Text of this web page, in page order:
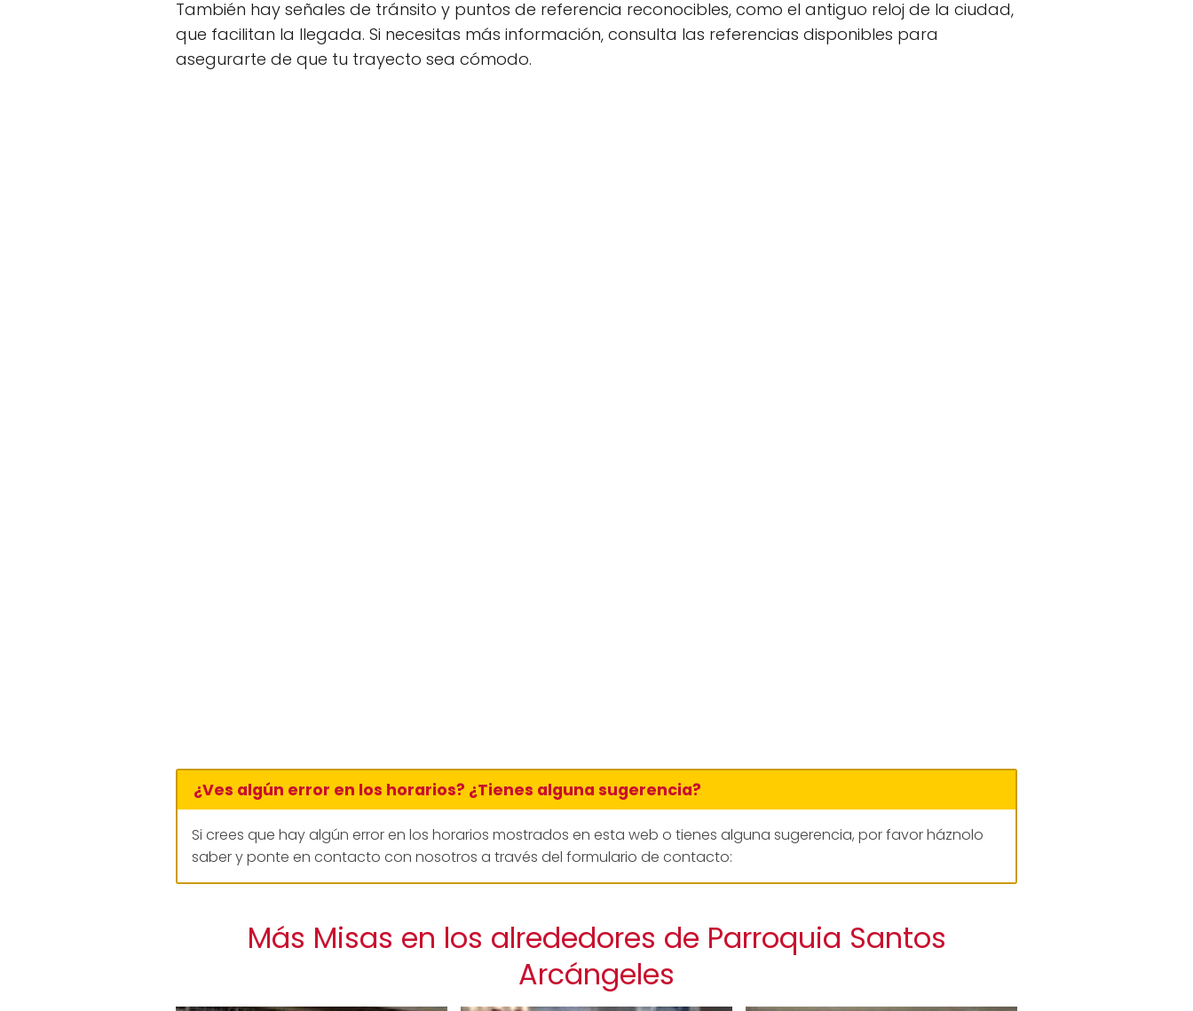
También hay señales de tránsito y puntos de referencia reconocibles, como el antiguo reloj de la ciudad,
que facilitan la llegada. Si necesitas más información, consulta las referencias disponibles para
asegurarte de que tu trayecto sea cómodo.
¿Ves algún error en los horarios? ¿Tienes alguna sugerencia?
Si crees que hay algún error en los horarios mostrados en esta web o tienes alguna sugerencia, por favor háznolo
saber y ponte en contacto con nosotros a través del formulario de contacto:
Más Misas en los alrededores de Parroquia Santos
Arcángeles